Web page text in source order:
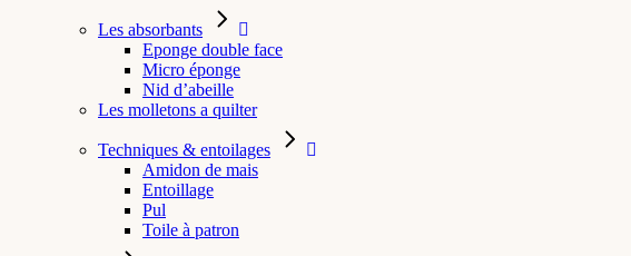
Les absorbants
Eponge double face
Micro éponge
Nid d’abeille
Les molletons a quilter
Techniques & entoilages
Amidon de mais
Entoillage
Pul
Toile à patron